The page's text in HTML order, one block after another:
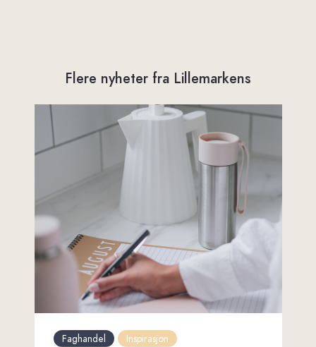
Flere nyheter fra Lillemarkens
Faghandel Inspirasjon